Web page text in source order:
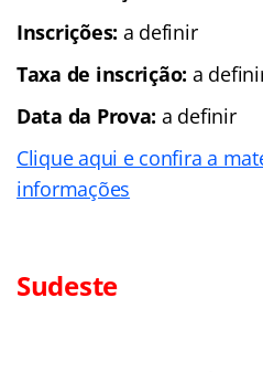
Inscrições: a definir
Taxa de inscrição: a
Data da Prova: a definir
Clique aqui e confira a
informações
Sudeste